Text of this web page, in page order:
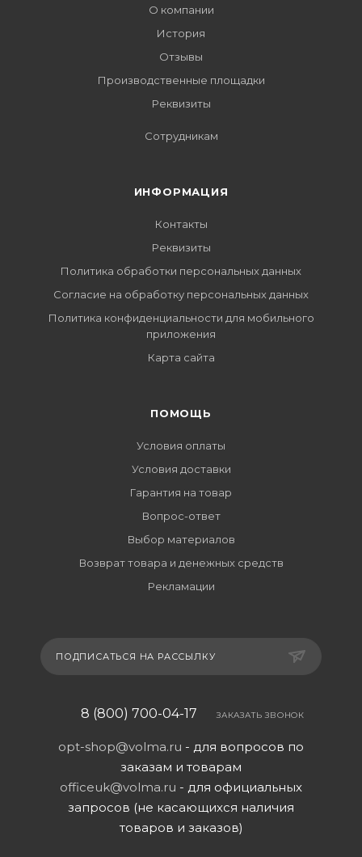
О компании
История
Отзывы
Производственные площадки
Реквизиты
Сотрудникам
ИНФОРМАЦИЯ
Контакты
Реквизиты
Политика обработки персональных данных
Согласие на обработку персональных данных
Политика конфиденциальности для мобильного
приложения
Карта сайта
ПОМОЩЬ
Условия оплаты
Условия доставки
Гарантия на товар
Вопрос-ответ
Выбор материалов
Возврат товара и денежных средств
Рекламации
ПОДПИСАТЬСЯ НА РАССЫЛКУ
8 (800) 700-04-17 ЗАКАЗАТЬ ЗВОНОК
opt-shop@volma.ru - для вопросов по
заказам и товарам
officeuk@volma.ru - для официальных
запросов (не касающихся наличия
товаров и заказов)